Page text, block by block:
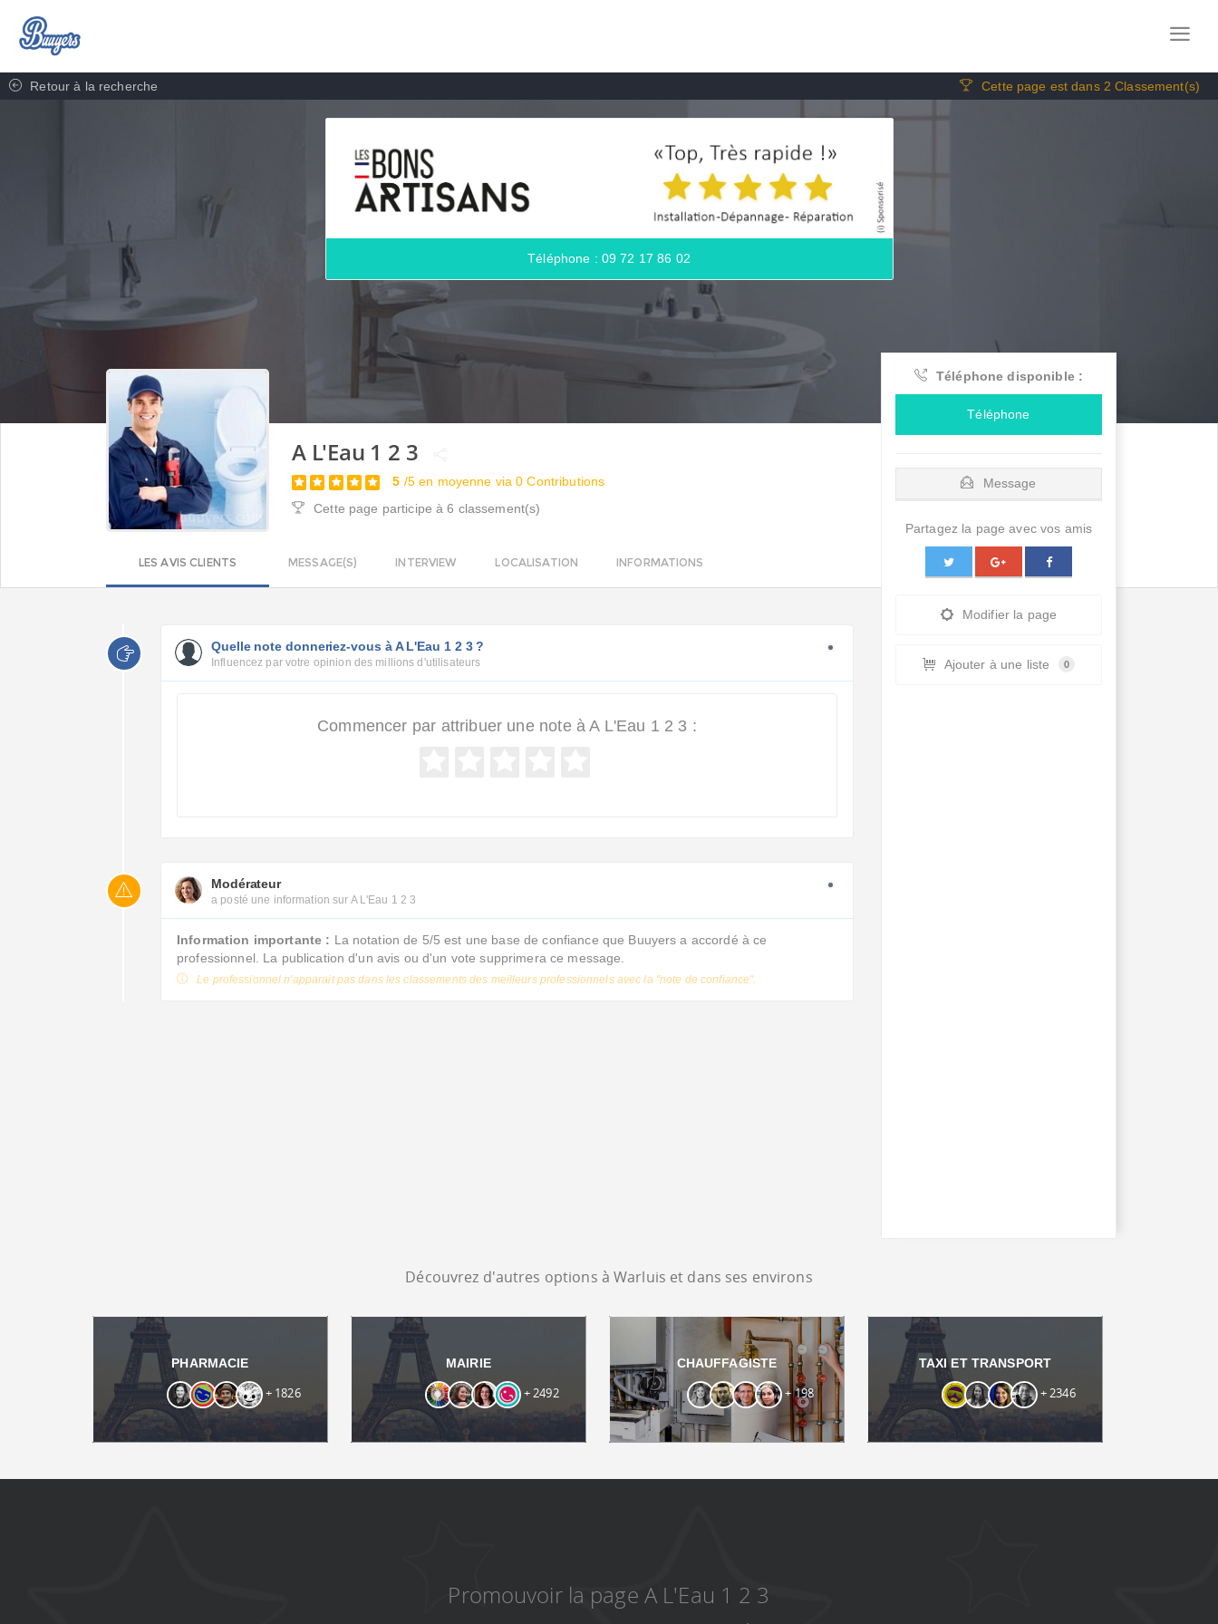
Retour à la recherche Cette page est dans 2 Classement(s)
Téléphone : 09 72 17 86 02
A L'Eau 1 2 3
5 /5 en moyenne via 0 Contributions
Cette page participe à 6 classement(s)
LES AVIS CLIENTS MESSAGE(S) INTERVIEW LOCALISATION INFORMATIONS
Quelle note donneriez-vous à A L'Eau 1 2 3 ?
Influencez par votre opinion des millions d'utilisateurs
Commencer par attribuer une note à A L'Eau 1 2 3 :
Modérateur
a posté une information sur A L'Eau 1 2 3
Information importante : La notation de 5/5 est une base de confiance que Buuyers a accordé à ce
professionnel. La publication d'un avis ou d'un vote supprimera ce message.
Le professionnel n'apparait pas dans les classements des meilleurs professionnels avec la "note de confiance".
Téléphone disponible :
Téléphone
Message
Partagez la page avec vos amis
Modifier la page
Ajouter à une liste 0
Découvrez d'autres options à Warluis et dans ses environs
PHARMACIE
+ 1826
MAIRIE
+ 2492
CHAUFFAGISTE
+ 198
TAXI ET TRANSPORT
+ 2346
Promouvoir la page A L'Eau 1 2 3